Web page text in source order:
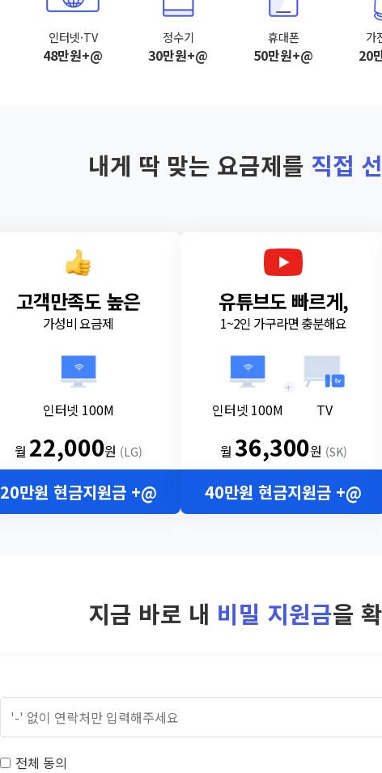
인터넷·TV
48만원+@
정수기
30만원+@
휴대폰
50만원+@
가
20
내게 딱 맞는 요금제를 직접
고객만족도 높은
가성비 요금제
인터넷 100M
월 22,000원 (LG)
20만원 현금지원금 +@
유튜브도 빠르게,
1~2인 가구라면 충분해요
인터넷 100M
+
TV
월36,300원 (SK)
40만원 현금지원금 +@
지금 바로 내 비밀 지원금을
전체 동의